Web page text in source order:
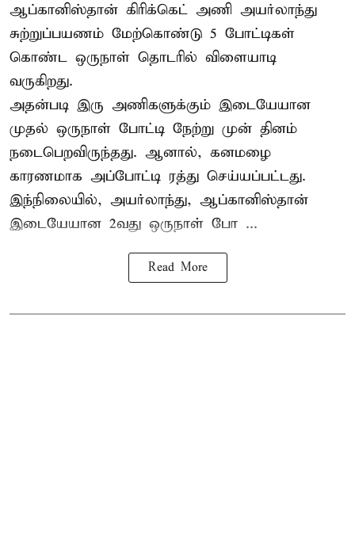
ஆப்கானிஸ்தான் கிரிக்கெட் அணி அயர்லாந்து
சுற்றுப்பயணம் மேற்கொண்டு 5 போட்டிகள்
கொண்ட ஒருநாள் தொடரில் விளையாடி
வருகிறது.
அதன்படி இரு அணிகளுக்கும் இடையேயான
முதல் ஒருநாள் போட்டி நேற்று முன் தினம்
நடைபெறவிருந்தது. ஆனால், கனமழை
காரணமாக அப்போட்டி ரத்து செய்யப்பட்டது.
இந்நிலையில், அயர்லாந்து, ஆப்கானிஸ்தான்
இடையேயான 2வது ஒருநாள் போ ...
Read More